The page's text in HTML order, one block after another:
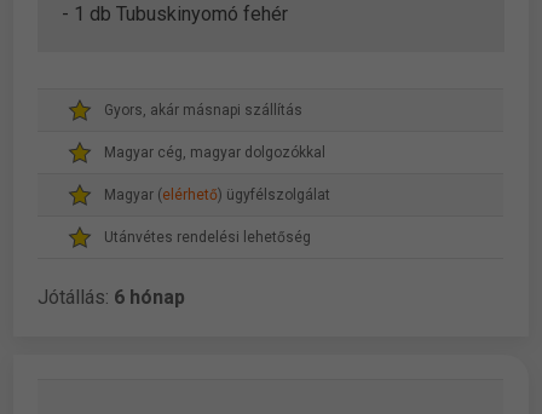
- 1 db Tubuskinyomó fehér
Gyors, akár másnapi szállítás
Magyar cég, magyar dolgozókkal
Magyar (elérhető) ügyfélszolgálat
Utánvétes rendelési lehetőség
Jótállás: 6 hónap